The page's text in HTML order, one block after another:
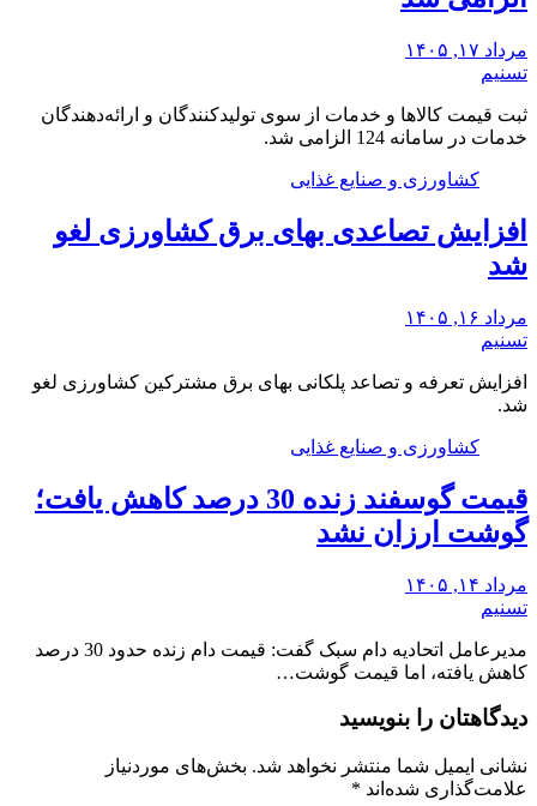
مرداد ۱۷, ۱۴۰۵
تسنیم
ثبت قیمت کالاها و خدمات از سوی تولیدکنندگان و ارائه‌دهندگان
خدمات در سامانه 124 الزامی شد.
کشاورزی و صنایع غذایی
افزایش تصاعدی بهای برق کشاورزی لغو
شد
مرداد ۱۶, ۱۴۰۵
تسنیم
افزایش تعرفه و تصاعد پلکانی بهای برق مشترکین کشاورزی لغو
شد.
کشاورزی و صنایع غذایی
قیمت گوسفند زنده 30 درصد کاهش یافت؛
گوشت ارزان نشد
مرداد ۱۴, ۱۴۰۵
تسنیم
مدیرعامل اتحادیه دام سبک گفت: قیمت دام زنده حدود 30 درصد
کاهش یافته، اما قیمت گوشت…
دیدگاهتان را بنویسید
نشانی ایمیل شما منتشر نخواهد شد. بخش‌های موردنیاز
علامت‌گذاری شده‌اند *